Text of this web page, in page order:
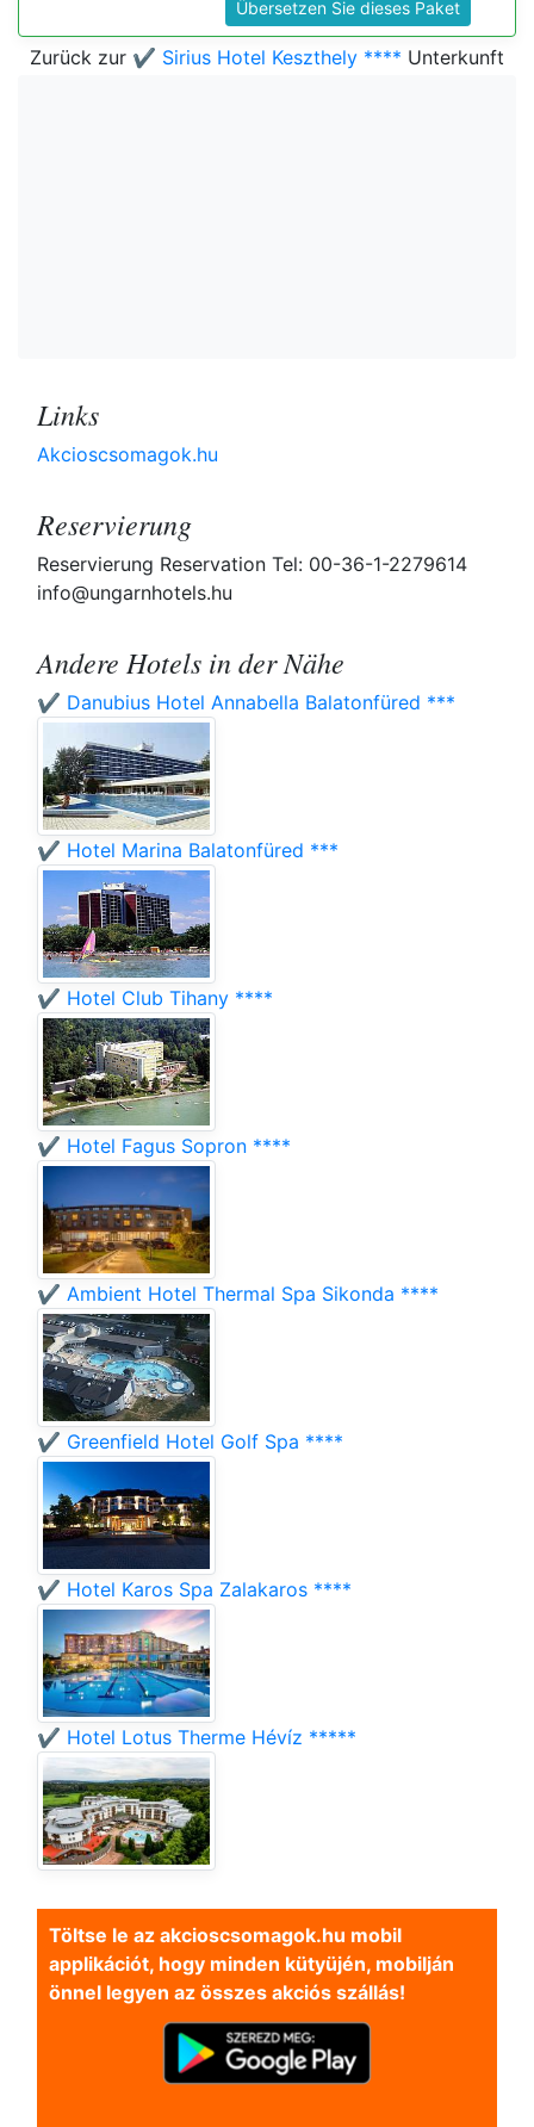
Übersetzen Sie dieses Paket
Zurück zur ✔️ Sirius Hotel Keszthely **** Unterkunft
Links
Akcioscsomagok.hu
Reservierung
Reservierung Reservation Tel: 00-36-1-2279614
info@ungarnhotels.hu
Andere Hotels in der Nähe
✔️ Danubius Hotel Annabella Balatonfüred ***
✔️ Hotel Marina Balatonfüred ***
✔️ Hotel Club Tihany ****
✔️ Hotel Fagus Sopron ****
✔️ Ambient Hotel Thermal Spa Sikonda ****
✔️ Greenfield Hotel Golf Spa ****
✔️ Hotel Karos Spa Zalakaros ****
✔️ Hotel Lotus Therme Hévíz *****
Töltse le az akcioscsomagok.hu mobil
applikációt, hogy minden kütyüjén, mobilján
önnel legyen az összes akciós szállás!